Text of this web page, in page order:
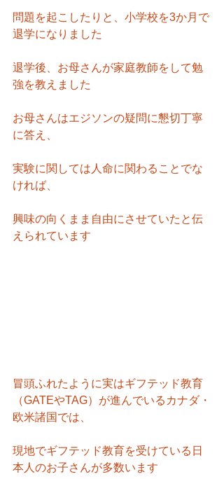
問題を起こしたりと、小学校を3か月で
退学になりました
退学後、お母さんが家庭教師をして勉
強を教えました
お母さんはエジソンの疑問に懇切丁寧
に答え、
実験に関しては人命に関わることでな
ければ、
興味の向くまま自由にさせていたと伝
えられています
冒頭ふれたように実はギフテッド教育
（GATEやTAG）が進んでいるカナダ・
欧米諸国では、
現地でギフテッド教育を受けている日
本人のお子さんが多数います